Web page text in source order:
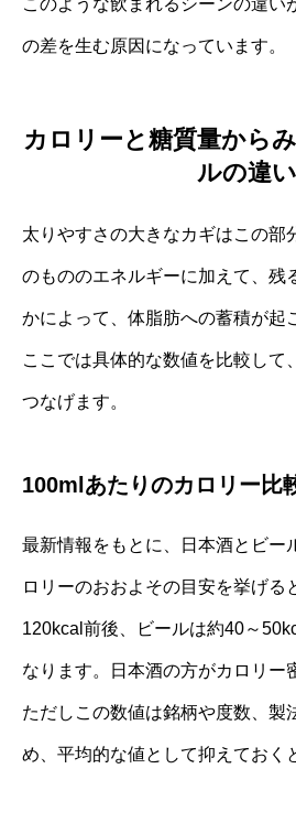
このような飲まれるシーンの違い
の差を生む原因になっています。
カロリーと糖質量から
ルの違い
太りやすさの大きなカギはこの部
のもののエネルギーに加えて、残
かによって、体脂肪への蓄積が起
ここでは具体的な数値を比較して
つなげます。
100mlあたりのカロリー比
最新情報をもとに、日本酒とビー
ロリーのおおよその目安を挙げる
120kcal前後、ビールは約40～
なります。日本酒の方がカロリー
ただしこの数値は銘柄や度数、製
め、平均的な値として抑えておく